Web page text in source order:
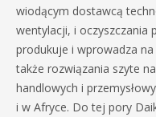
wiodącym dostawcą
wentylacji, i oczyszczania
produkuje i wprowadza
także rozwiązania szyte
handlowych i
i w Afryce. Do tej pory